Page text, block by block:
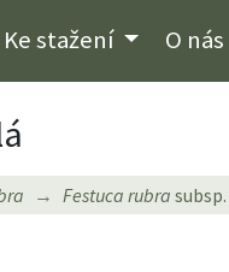
Ke stažení O nás
Festuca rubra subsp.